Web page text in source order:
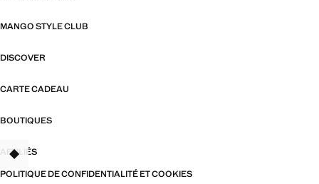
MANGO STYLE CLUB
DISCOVER
CARTE CADEAU
BOUTIQUES
AFFILIÉS
POLITIQUE DE CONFIDENTIALITÉ ET COOKIES